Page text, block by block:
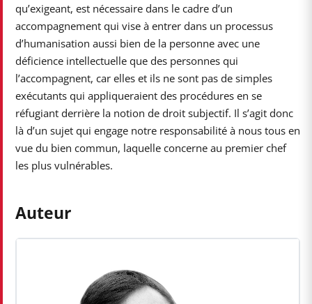
qu’exigeant, est nécessaire dans le cadre d’un
accompagnement qui vise à entrer dans un processus
d’humanisation aussi bien de la personne avec une
déficience intellectuelle que des personnes qui
l’accompagnent, car elles et ils ne sont pas de simples
exécutants qui appliqueraient des procédures en se
réfugiant derrière la notion de droit subjectif. Il s’agit donc
là d’un sujet qui engage notre responsabilité à nous tous en
vue du bien commun, laquelle concerne au premier chef
les plus vulnérables.
Auteur